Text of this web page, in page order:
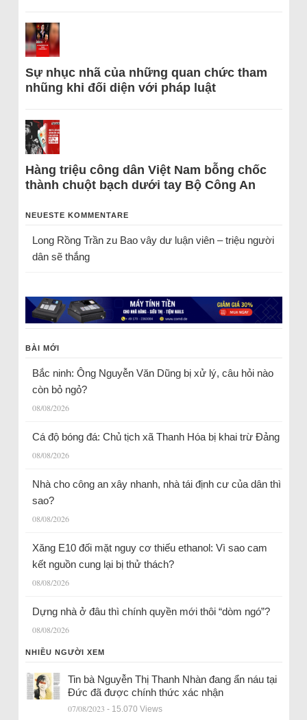
Sự nhục nhã của những quan chức tham
nhũng khi đối diện với pháp luật
Hàng triệu công dân Việt Nam bỗng chốc
thành chuột bạch dưới tay Bộ Công An
NEUESTE KOMMENTARE
Long Rồng Trầnzu Bao vây dư luận viên – triệu người
dân sẽ thắng
BÀI MỚI
Bắc ninh: Ông Nguyễn Văn Dũng bị xử lý, câu hỏi nào
còn bỏ ngỏ?
08/08/2026
Cá độ bóng đá: Chủ tịch xã Thanh Hóa bị khai trừ Đảng
08/08/2026
Nhà cho công an xây nhanh, nhà tái định cư của dân thì
sao?
08/08/2026
Xăng E10 đối mặt nguy cơ thiếu ethanol: Vì sao cam
kết nguồn cung lại bị thử thách?
08/08/2026
Dựng nhà ở đâu thì chính quyền mới thôi “dòm ngó”?
08/08/2026
NHIỀU NGƯỜI XEM
Tin bà Nguyễn Thị Thanh Nhàn đang ẩn náu tại
Đức đã được chính thức xác nhận
07/08/2023 - 15.070 Views